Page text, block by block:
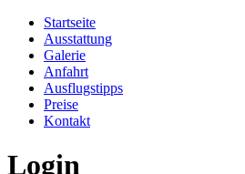
Startseite
Ausstattung
Galerie
Anfahrt
Ausflugstipps
Preise
Kontakt
Login